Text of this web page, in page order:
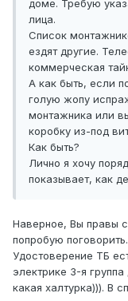
доме. Требую
лица.
Список
ездят другие.
коммерческая
А как быть, если
голую жопу
монтажника или
коробку из-под
Как быть?
Лично я хочу
показывает, как
Наверное, Вы правы
попробую поговорить.
Удостоверение ТБ
электрике 3-я
какая халтурка))). В